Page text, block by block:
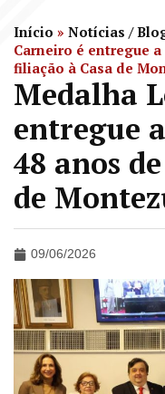
Início » Notícias /
Carneiro é entregue
filiação à Casa de
Medalha
entregue
48 anos
de
09/06/2026